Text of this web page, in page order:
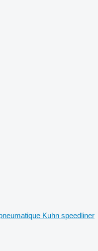
Kuhn speedliner